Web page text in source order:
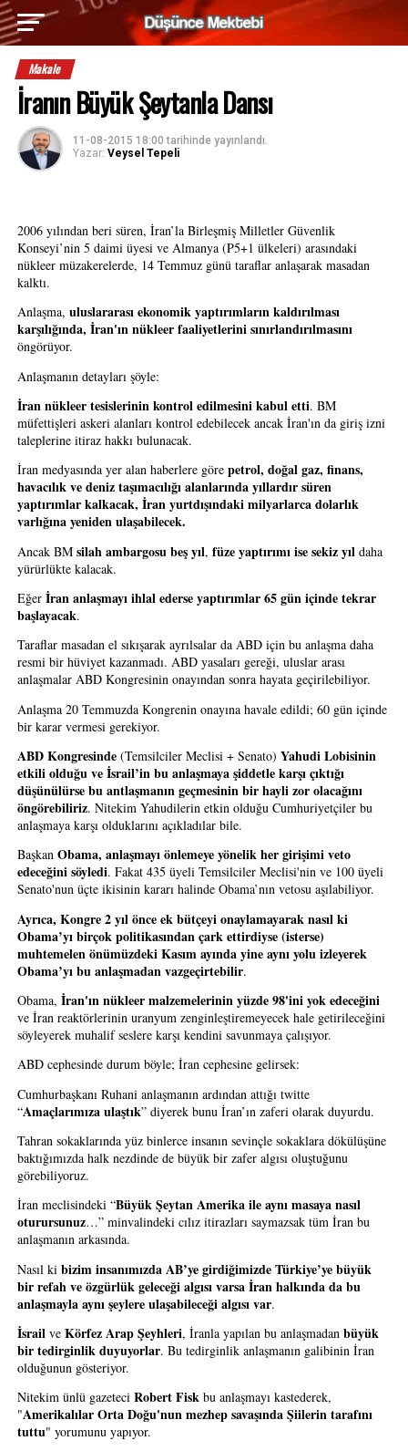
Makale
İranın Büyük Şeytanla Dansı
11-08-2015 18:00 tarihinde yayınlandı.
Yazar: Veysel Tepeli
2006 yılından beri süren, İran’la Birleşmiş Milletler Güvenlik
Konseyi’nin 5 daimi üyesi ve Almanya (P5+1 ülkeleri) arasındaki
nükleer müzakerelerde, 14 Temmuz günü taraflar anlaşarak masadan
kalktı.
Anlaşma, uluslararası ekonomik yaptırımların kaldırılması
karşılığında, İran'ın nükleer faaliyetlerini sınırlandırılmasını
öngörüyor.
Anlaşmanın detayları şöyle:
İran nükleer tesislerinin kontrol edilmesini kabul etti. BM
müfettişleri askeri alanları kontrol edebilecek ancak İran'ın da giriş izni
taleplerine itiraz hakkı bulunacak.
İran medyasında yer alan haberlere göre petrol, doğal gaz, finans,
havacılık ve deniz taşımacılığı alanlarında yıllardır süren
yaptırımlar kalkacak, İran yurtdışındaki milyarlarca dolarlık
varlığına yeniden ulaşabilecek.
Ancak BM silah ambargosu beş yıl, füze yaptırımı ise sekiz yıl daha
yürürlükte kalacak.
Eğer İran anlaşmayı ihlal ederse yaptırımlar 65 gün içinde tekrar
başlayacak.
Taraflar masadan el sıkışarak ayrılsalar da ABD için bu anlaşma daha
resmi bir hüviyet kazanmadı. ABD yasaları gereği, uluslar arası
anlaşmalar ABD Kongresinin onayından sonra hayata geçirilebiliyor.
Anlaşma 20 Temmuzda Kongrenin onayına havale edildi; 60 gün içinde
bir karar vermesi gerekiyor.
ABD Kongresinde (Temsilciler Meclisi + Senato) Yahudi Lobisinin
etkili olduğu ve İsrail’in bu anlaşmaya şiddetle karşı çıktığı
düşünülürse bu antlaşmanın geçmesinin bir hayli zor olacağını
öngörebiliriz. Nitekim Yahudilerin etkin olduğu Cumhuriyetçiler bu
anlaşmaya karşı olduklarını açıkladılar bile.
Başkan Obama, anlaşmayı önlemeye yönelik her girişimi veto
edeceğini söyledi. Fakat 435 üyeli Temsilciler Meclisi'nin ve 100 üyeli
Senato'nun üçte ikisinin kararı halinde Obama’nın vetosu aşılabiliyor.
Ayrıca, Kongre 2 yıl önce ek bütçeyi onaylamayarak nasıl ki
Obama’yı birçok politikasından çark ettirdiyse (isterse)
muhtemelen önümüzdeki Kasım ayında yine aynı yolu izleyerek
Obama’yı bu anlaşmadan vazgeçirtebilir.
Obama, İran'ın nükleer malzemelerinin yüzde 98'ini yok edeceğini
ve İran reaktörlerinin uranyum zenginleştiremeyecek hale getirileceğini
söyleyerek muhalif seslere karşı kendini savunmaya çalışıyor.
ABD cephesinde durum böyle; İran cephesine gelirsek:
Cumhurbaşkanı Ruhani anlaşmanın ardından attığı twitte
“Amaçlarımıza ulaştık” diyerek bunu İran’ın zaferi olarak duyurdu.
Tahran sokaklarında yüz binlerce insanın sevinçle sokaklara dökülüşüne
baktığımızda halk nezdinde de büyük bir zafer algısı oluştuğunu
görebiliyoruz.
İran meclisindeki “Büyük Şeytan Amerika ile aynı masaya nasıl
oturursunuz…” minvalindeki cılız itirazları saymazsak tüm İran bu
anlaşmanın arkasında.
Nasıl ki bizim insanımızda AB’ye girdiğimizde Türkiye’ye büyük
bir refah ve özgürlük geleceği algısı varsa İran halkında da bu
anlaşmayla aynı şeylere ulaşabileceği algısı var.
İsrail ve Körfez Arap Şeyhleri, İranla yapılan bu anlaşmadan büyük
bir tedirginlik duyuyorlar. Bu tedirginlik anlaşmanın galibinin İran
olduğunun gösteriyor.
Nitekim ünlü gazeteci Robert Fisk bu anlaşmayı kastederek,
"Amerikalılar Orta Doğu'nun mezhep savaşında Şiilerin tarafını
tuttu" yorumunu yapıyor.